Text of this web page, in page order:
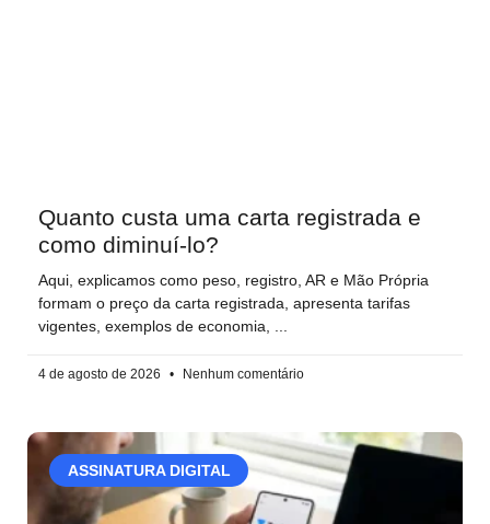
Quanto custa uma carta registrada e
como diminuí-lo?
Aqui, explicamos como peso, registro, AR e Mão Própria
formam o preço da carta registrada, apresenta tarifas
vigentes, exemplos de economia,
4 de agosto de 2026 Nenhum comentário
ASSINATURA DIGITAL